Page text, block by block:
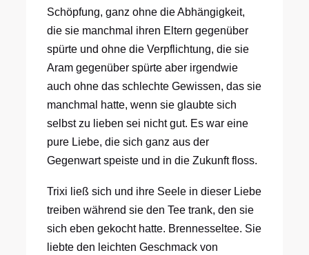
Schöpfung, ganz ohne die Abhängigkeit,
die sie manchmal ihren Eltern gegenüber
spürte und ohne die Verpflichtung, die sie
Aram gegenüber spürte aber irgendwie
auch ohne das schlechte Gewissen, das sie
manchmal hatte, wenn sie glaubte sich
selbst zu lieben sei nicht gut. Es war eine
pure Liebe, die sich ganz aus der
Gegenwart speiste und in die Zukunft floss.
Trixi ließ sich und ihre Seele in dieser Liebe
treiben während sie den Tee trank, den sie
sich eben gekocht hatte. Brennesseltee. Sie
liebte den leichten Geschmack von